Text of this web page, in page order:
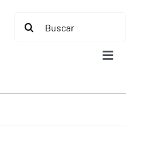
Buscar:
Toggle